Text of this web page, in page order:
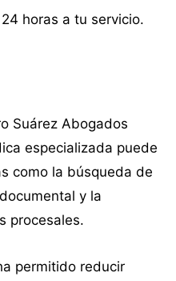
horas a tu servicio.
Suárez Abogados
especializada puede
como la búsqueda de
y la
procesales.
permitido reducir